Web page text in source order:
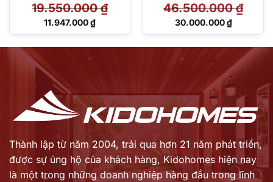
19.550.000₫
Giá
11.947.000₫
Giá
46.500.000₫
Giá
46.500.000 ₫.
30.000.000₫
Giá
30.000.000 ₫.
Thành lập từ năm 2004, trải qua hơn 21 năm phát triển,
được sự ủng hộ của khách hàng, Kidohomes hiện nay
là một trong những doanh nghiệp hàng đầu trong lĩnh